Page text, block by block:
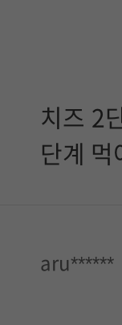
치즈 2
단계 먹
aru******